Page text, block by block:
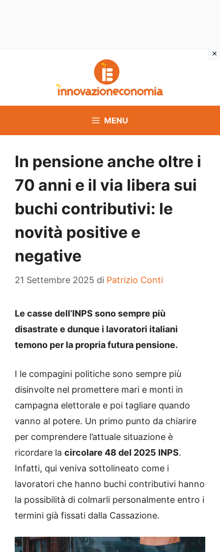
MENU
In pensione anche oltre i
70 anni e il via libera sui
buchi contributivi: le
novità positive e
negative
21 Settembre 2025 di Patrizio Conti
Le casse dell’INPS sono sempre più
disastrate e dunque i lavoratori italiani
temono per la propria futura pensione.
I le compagini politiche sono sempre più
disinvolte nel promettere mari e monti in
campagna elettorale e poi tagliare quando
vanno al potere. Un primo punto da chiarire
per comprendere l’attuale situazione è
ricordare la circolare 48 del 2025 INPS.
Infatti, qui veniva sottolineato come i
lavoratori che hanno buchi contributivi hanno
la possibilità di colmarli personalmente entro i
termini già fissati dalla Cassazione.